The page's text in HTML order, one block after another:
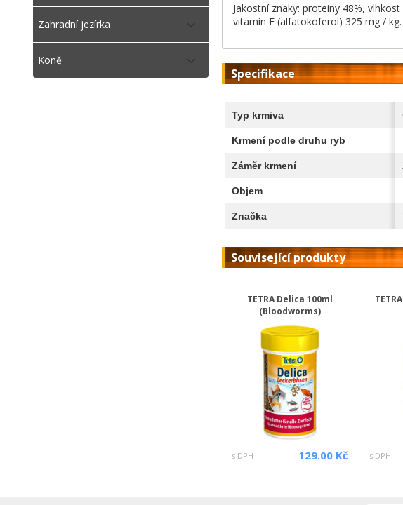
Zahradní jezírka
Koně
Jakostní znaky: proteiny 48%,
vitamín E (alfatokoferol) 325 mg / kg.
Specifikace
Typ krmiva
Krmení podle druhu ryb
Záměr krmení
Objem
Značka
Související produkty
TETRA Delica 100ml
(Bloodworms)
s DPH 129.00 Kč s DPH